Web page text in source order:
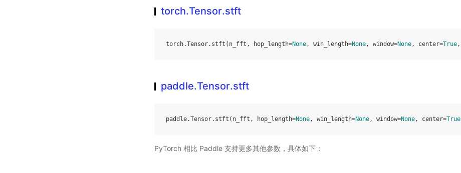
torch.Tensor.stft
torch.Tensor. stft ( n_fft , hop_length=None, win_length=None, window=None, center=True,
paddle.Tensor.stft
paddle.Tensor. stft ( n_fft , hop_length=None, win_length=None, window=None, center=True
PyTorch 相比 Paddle 支持更多其他参数，具体如下：